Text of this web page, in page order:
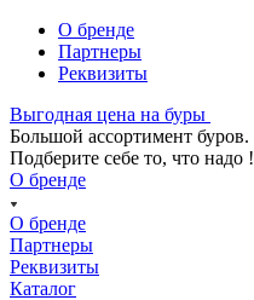
О бренде
Партнеры
Реквизиты
Выгодная цена на буры
Большой ассортимент буров.
Подберите себе то, что надо !
О бренде
О бренде
Партнеры
Реквизиты
Каталог